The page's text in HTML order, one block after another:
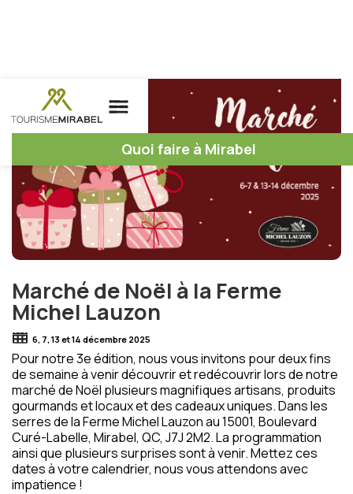
Quoi faire à Mirabel
Marché de Noël à la Ferme
Michel Lauzon
6, 7, 13 et 14 décembre 2025
Pour notre 3e édition, nous vous invitons pour deux fins
de semaine à venir découvrir et redécouvrir lors de notre
marché de Noël plusieurs magnifiques artisans, produits
gourmands et locaux et des cadeaux uniques. Dans les
serres de la Ferme Michel Lauzon au 15001, Boulevard
Curé-Labelle, Mirabel, QC, J7J 2M2. La programmation
ainsi que plusieurs surprises sont à venir. Mettez ces
dates à votre calendrier, nous vous attendons avec
impatience !